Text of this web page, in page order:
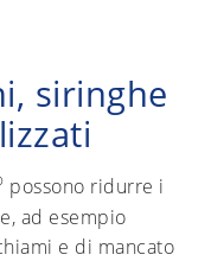
siringhe
possono ridurre i
ad esempio
e di mancato